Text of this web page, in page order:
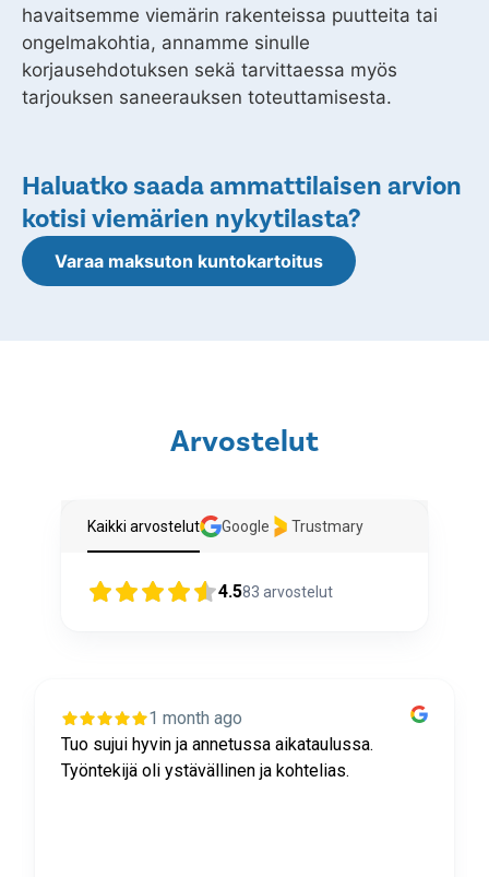
havaitsemme viemärin rakenteissa puutteita tai
ongelmakohtia, annamme sinulle
korjausehdotuksen sekä tarvittaessa myös
tarjouksen saneerauksen toteuttamisesta.
Haluatko saada ammattilaisen arvion
kotisi viemärien nykytilasta?
Varaa maksuton kuntokartoitus
Arvostelut
Kaikki arvostelut Google Trustmary
4.583 arvostelut
1 month ago
Tuo sujui hyvin ja annetussa aikataulussa.
Työntekijä oli ystävällinen ja kohtelias.